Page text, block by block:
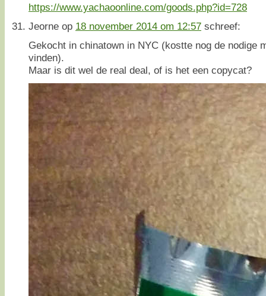
https://www.yachaoonline.com/goods.php?id=728
Jeorne op 18 november 2014 om 12:57 schreef:
Gekocht in chinatown in NYC (kostte nog de nodige
vinden).
Maar is dit wel de real deal, of is het een copycat?